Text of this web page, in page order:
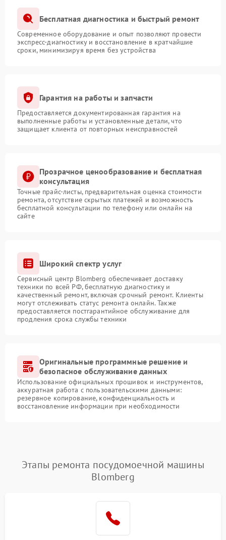
Бесплатная диагностика и быстрый ремонт
Современное оборудование и опыт позволяют провести
экспресс-диагностику и восстановление в кратчайшие
сроки, минимизируя время без устройства
Гарантия на работы и запчасти
Предоставляется документированная гарантия на
выполненные работы и установленные детали, что
защищает клиента от повторных неисправностей
Прозрачное ценообразование и бесплатная
консультация
Точные прайс-листы, предварительная оценка стоимости
ремонта, отсутствие скрытых платежей и возможность
бесплатной консультации по телефону или онлайн на
сайте
Широкий спектр услуг
Сервисный центр Blomberg обеспечивает доставку
техники по всей РФ, бесплатную диагностику и
качественный ремонт, включая срочный ремонт. Клиенты
могут отслеживать статус ремонта онлайн. Также
предоставляется постгарантийное обслуживание для
продления срока службы техники
Оригинальные программные решение и
безопасное обслуживание данных
Использование официальных прошивок и инструментов,
аккуратная работа с пользовательскими данными:
резервное копирование, конфиденциальность и
восстановление информации при необходимости
Этапы ремонта посудомоечной машины
Blomberg